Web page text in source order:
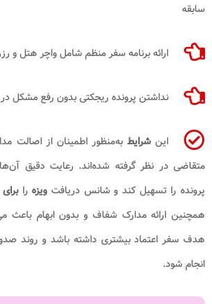
سابقه
ارائه برنامه سفر منظم شامل واچر هتل و
نداشتن پرونده ریجکتی بدون رفع مشکل
اینشرایطبه‌منظور اطمینان از اصالت
متقاضی در نظر گرفته شده‌اند. رعایت دقیق
پرونده را تسهیل کند و شانس دریافت ویزه رابرای
همچنین ارائه مدارک شفاف و بدون ابهام
هدف سفر اعتماد بیشتری داشته باشد و روند
انجام شود.